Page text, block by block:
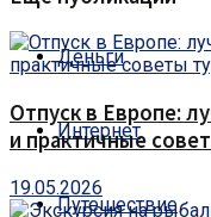
Деньги
Интернет
Путешествие
Отпуск в Европе:
и практичные
19.05.2026